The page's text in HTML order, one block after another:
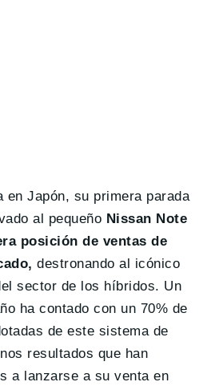
en Japón, su primera parada
al pequeño Nissan Note
posición de ventas de
destronando al icónico
sector de los híbridos. Un
ha contado con un 70% de
de este sistema de
resultados que han
a lanzarse a su venta en